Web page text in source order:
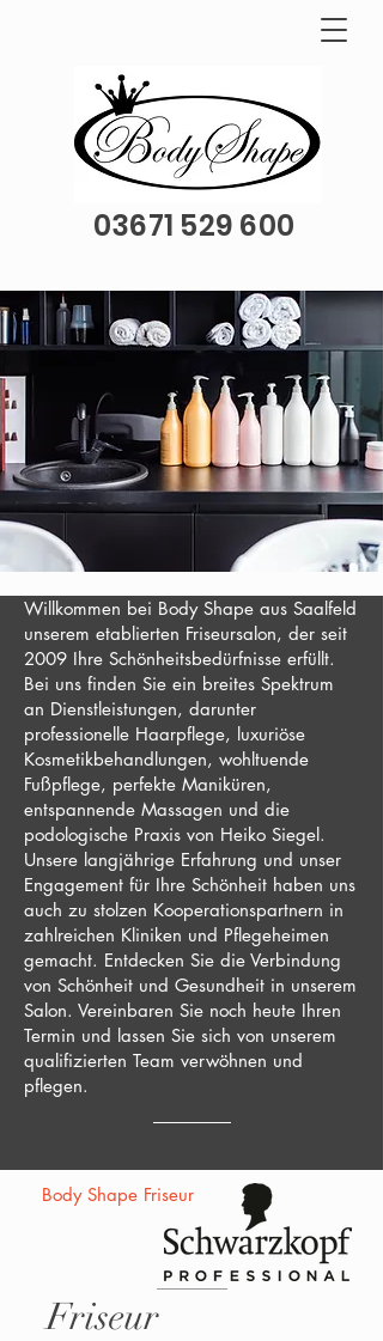
03671 529 600
Willkommen bei Body Shape aus Saalfeld
unserem etablierten Friseursalon, der seit
2009 Ihre Schönheitsbedürfnisse erfüllt.
Bei uns finden Sie ein breites Spektrum
an Dienstleistungen, darunter
professionelle Haarpflege, luxuriöse
Kosmetikbehandlungen, wohltuende
Fußpflege, perfekte Maniküren,
entspannende Massagen und die
podologische Praxis von Heiko Siegel.
Unsere langjährige Erfahrung und unser
Engagement für Ihre Schönheit haben uns
auch zu stolzen Kooperationspartnern in
zahlreichen Kliniken und Pflegeheimen
gemacht. Entdecken Sie die Verbindung
von Schönheit und Gesundheit in unserem
Salon. Vereinbaren Sie noch heute Ihren
Termin und lassen Sie sich von unserem
qualifizierten Team verwöhnen und
pflegen.
Body Shape Friseur
Friseur